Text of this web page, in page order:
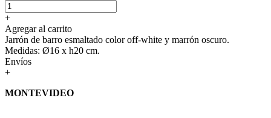
+
Agregar al carrito
Jarrón de barro esmaltado color off-white y marrón oscuro.
Medidas: Ø16 x h20 cm.
Envíos
+
MONTEVIDEO